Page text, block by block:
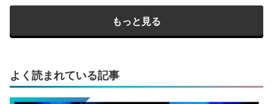
もっと見る
よく読まれている記事